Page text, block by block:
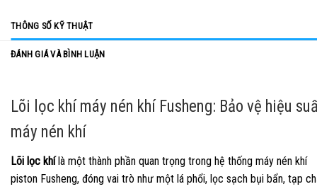
THÔNG SỐ KỸ THUẬT
ĐÁNH GIÁ VÀ BÌNH LUẬN
Lõi lọc khí máy nén khí Fusheng: Bảo vệ hiệu
máy nén khí
Lõi lọc khílà một thành phần quan trọng trong hệ thống máy nén khí
piston Fusheng, đóng vai trò như một lá phổi, lọc sạch bụi bẩn, tạp